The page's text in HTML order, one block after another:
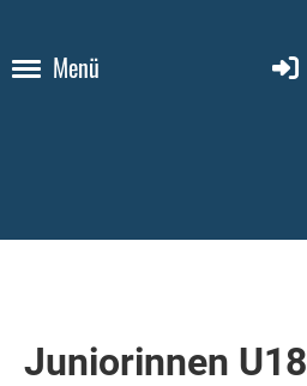
Menü
Juniorinnen U18